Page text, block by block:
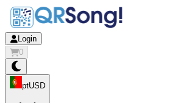
Login
0
ptUSD